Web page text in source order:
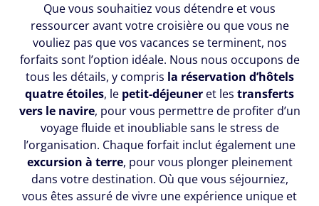
Que vous souhaitiez vous détendre et vous
ressourcer avant votre croisière ou que vous ne
vouliez pas que vos vacances se terminent, nos
forfaits sont l’option idéale. Nous nous occupons de
tous les détails, y compris la réservation d’hôtels
quatre étoiles, le petit-déjeuner et les transferts
vers le navire, pour vous permettre de profiter d’un
voyage fluide et inoubliable sans le stress de
l’organisation. Chaque forfait inclut également une
excursion à terre, pour vous plonger pleinement
dans votre destination. Où que vous séjourniez,
vous êtes assuré de vivre une expérience unique et